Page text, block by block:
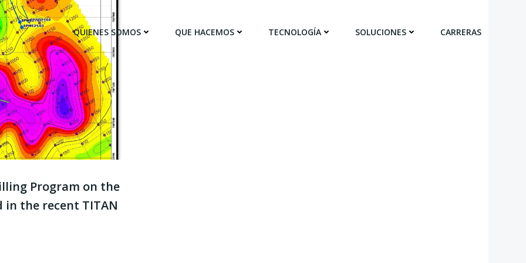
QUIENES SOMOS QUE HACEMOS TECNOLOGÍA SOLUCIONES CARRERAS
Program on the
the recent TITAN